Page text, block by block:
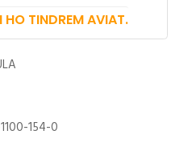
TINDREM AVIAT.
154-0